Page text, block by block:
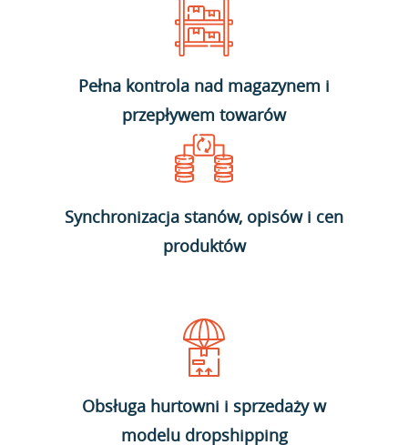
Pełna kontrola nad magazynem i
przepływem towarów
Synchronizacja stanów, opisów i cen
produktów
Obsługa hurtowni i sprzedaży w
modelu dropshipping